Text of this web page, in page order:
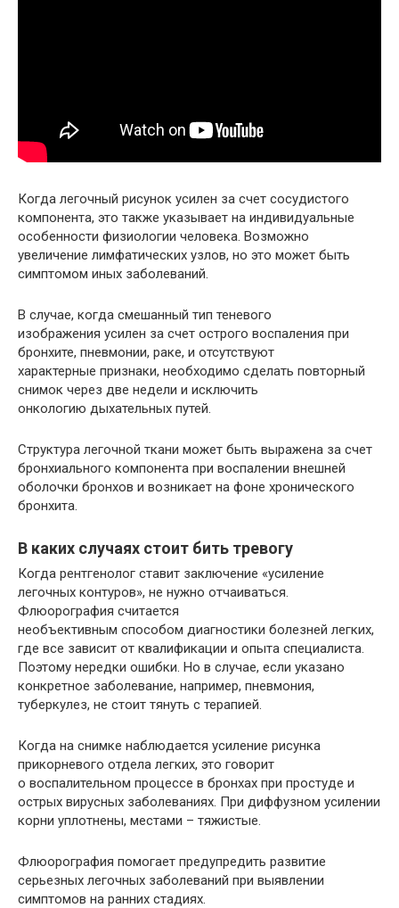
Когда легочный рисунок усилен за счет сосудистого
компонента, это также указывает на индивидуальные
особенности физиологии человека. Возможно
увеличение лимфатических узлов, но это может быть
симптомом иных заболеваний.
В случае, когда смешанный тип теневого
изображения усилен за счет острого воспаления при
бронхите, пневмонии, раке, и отсутствуют
характерные признаки, необходимо сделать повторный
снимок через две недели и исключить
онкологию дыхательных путей.
Структура легочной ткани может быть выражена за счет
бронхиального компонента при воспалении внешней
оболочки бронхов и возникает на фоне хронического
бронхита.
В каких случаях стоит бить тревогу
Когда рентгенолог ставит заключение «усиление
легочных контуров», не нужно отчаиваться.
Флюорография считается
необъективным способом диагностики болезней легких,
где все зависит от квалификации и опыта специалиста.
Поэтому нередки ошибки. Но в случае, если указано
конкретное заболевание, например, пневмония,
туберкулез, не стоит тянуть с терапией.
Когда на снимке наблюдается усиление рисунка
прикорневого отдела легких, это говорит
о воспалительном процессе в бронхах при простуде и
острых вирусных заболеваниях. При диффузном усилении
корни уплотнены, местами – тяжистые.
Флюорография помогает предупредить развитие
серьезных легочных заболеваний при выявлении
симптомов на ранних стадиях.